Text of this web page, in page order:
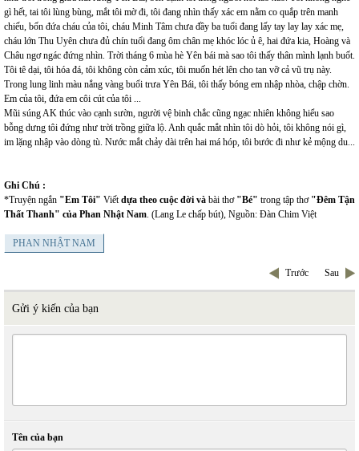
gì hết, tai tôi lùng bùng, mắt tôi mờ đi, tôi đang nhìn thấy xác em nằm co quắp trên manh
chiếu, bốn đứa cháu của tôi, cháu Minh Tâm chưa đầy ba tuổi đang lấy tay lay lay xác mẹ,
cháu lớn Thu Uyên chưa đủ chín tuổi đang ôm chân mẹ khóc lóc ủ ê, hai đứa kia, Hoàng và
Châu ngơ ngác đứng nhìn. Trời tháng 6 mùa hè Yên bái mà sao tôi thấy thân mình lạnh buốt.
Tôi tê dại, tôi hóa đá, tôi không còn cảm xúc, tôi muốn hét lên cho tan vỡ cả vũ trụ này.
Trong lung linh màu nắng vàng buổi trưa Yên Bái, tôi thấy bóng em nhập nhòa, chập chờn.
Em của tôi, đứa em côi cút của tôi ...
Mũi súng AK thúc vào cạnh sườn, người vệ binh chắc cũng ngạc nhiên không hiểu sao
bỗng dưng tôi đứng như trời trồng giữa lộ. Anh quắc mắt nhìn tôi dò hỏi, tôi không nói gì,
im lặng nhập vào dòng tù. Nước mắt chảy dài trên hai má hóp, tôi bước đi như kẻ mộng du...
Ghi Chú :
*Truyện ngắn "Em Tôi" Viếtdựa theo cuộc đời và bài thơ "Bé" trong tập thơ "Đêm Tận
Thất Thanh" của Phan Nhật Nam. (Lang Le chấp bút), Nguồn: Đàn Chim Việt
PHAN NHẬT NAM
Trước Sau
Gửi ý kiến của bạn
Tên của bạn